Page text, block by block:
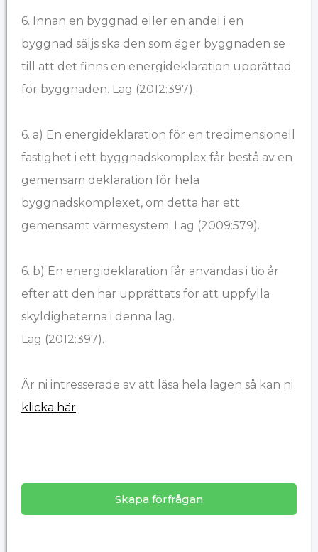
6. Innan en byggnad eller en andel i en
byggnad säljs ska den som äger byggnaden se
till att det finns en energideklaration upprättad
för byggnaden. Lag (2012:397).
6. a) En energideklaration för en tredimensionell
fastighet i ett byggnadskomplex får bestå av en
gemensam deklaration för hela
byggnadskomplexet, om detta har ett
gemensamt värmesystem. Lag (2009:579).
6. b) En energideklaration får användas i tio år
efter att den har upprättats för att uppfylla
skyldigheterna i denna lag.
Lag (2012:397).
Är ni intresserade av att läsa hela lagen så kan ni
klicka här.
Skapa förfrågan